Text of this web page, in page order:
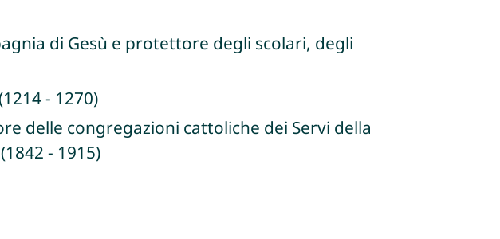
di Gesù e protettore degli scolari, degli
- 1270)
delle congregazioni cattoliche dei Servi della
- 1915)